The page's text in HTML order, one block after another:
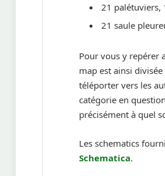
21 palétuviers,
21 saule
Pour vous y repérer
map est ainsi
téléporter vers les
catégorie en
précisément à quel
Les schematics
Schematica.